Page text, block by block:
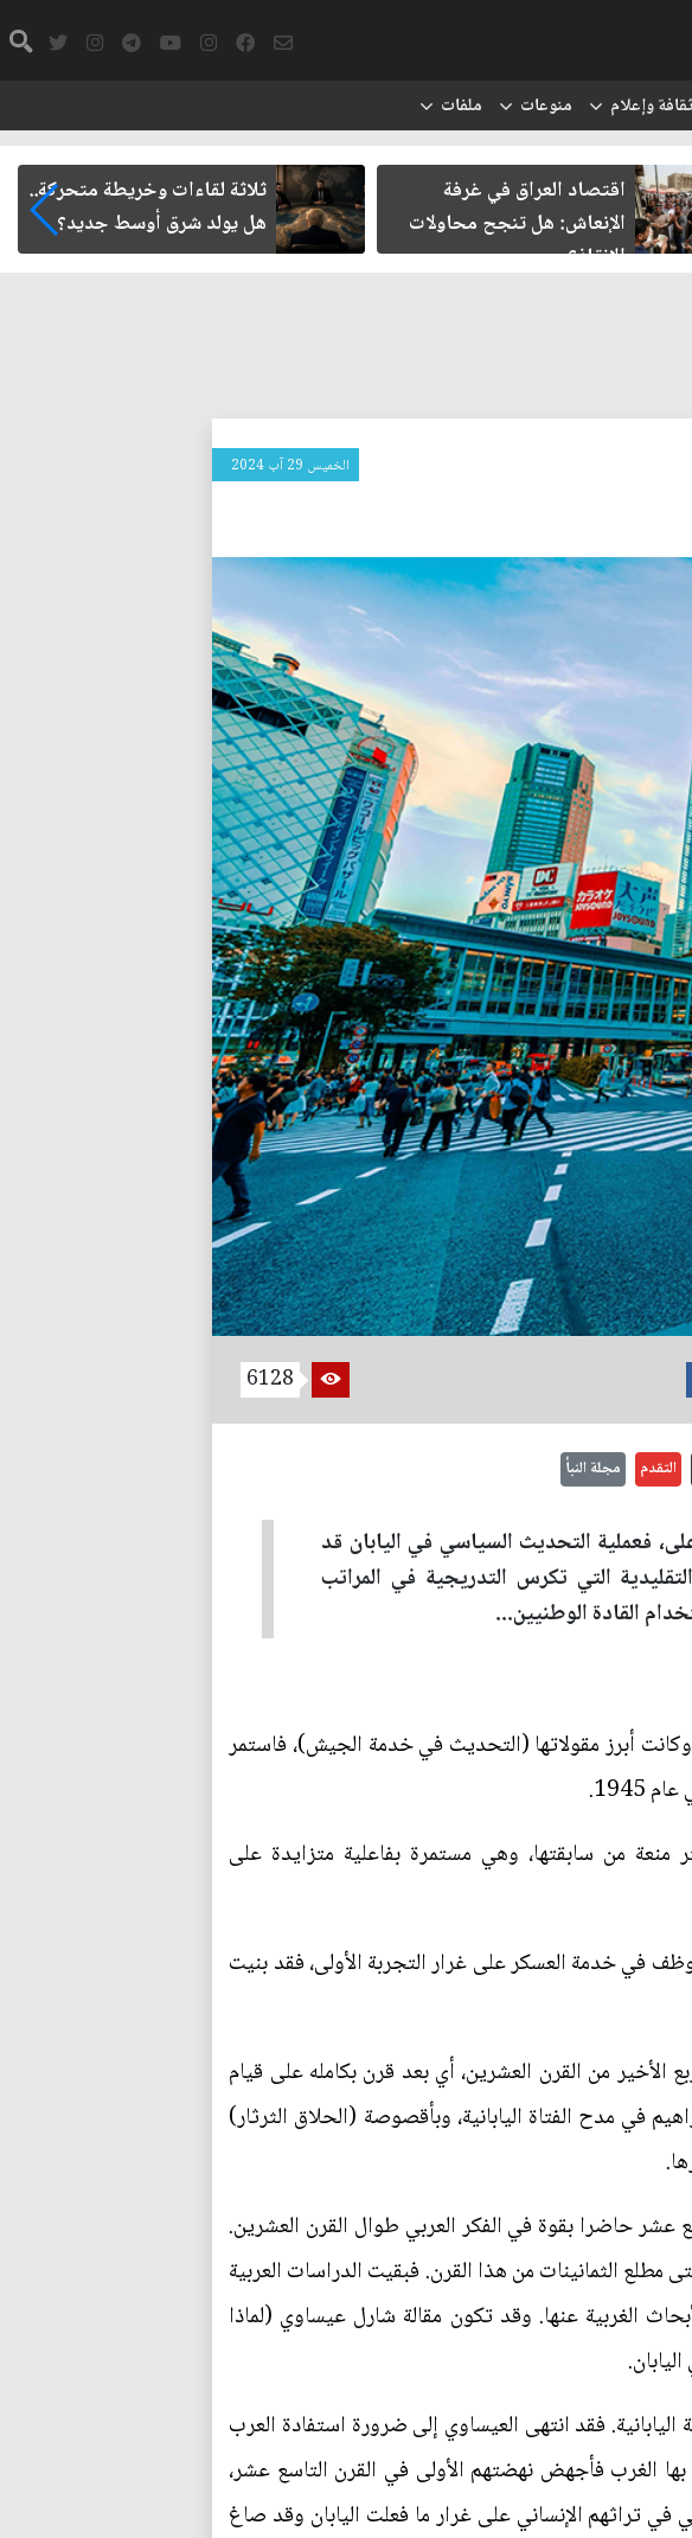
ثقافة وإعلام منوعات ملفات
اقتصاد العراق في غرفة
الإنعاش: هل تنجح محاولات
الإنقاذ؟
ثلاثة لقاءات وخريطة متحركة..
هل يولد شرق أوسط جديد؟
الخميس 29 آب 2024
6128
التقدم مجلة النبأ
فعملية التحديث السياسي في اليابان قد
التي تكرس التدريجية في المراتب
القادة الوطنيين...
اليابان ببناء تجربة التحديث الأولى منذ بداية عهد (ميجي) عام 1868م، وكانت أبرز مقولاتها (التحديث في خدمة الجيش)، فاستمر
من سابقتها، وهي مستمرة بفاعلية متزايدة على
في خدمة العسكر على غرار التجربة الأولى، فقد بنيت
الأخير من القرن العشرين، أي بعد قرن بكامله على قيام
في مدح الفتاة اليابانية، وبأقصوصة (الحلاق الثرثار)
عشر حاضرا بقوة في الفكر العربي طوال القرن العشرين.
مطلع الثمانينات من هذا القرن. فبقيت الدراسات العربية
الغربية عنها. وقد تكون مقالة شارل عيساوي (لماذا
فقد انتهى العيساوي إلى ضرورة استفادة العرب
بها الغرب فأجهض نهضتهم الأولى في القرن التاسع عشر،
تراثهم الإنساني على غرار ما فعلت اليابان وقد صاغ